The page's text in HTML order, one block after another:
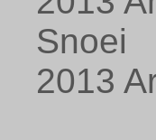
Snoei
2013